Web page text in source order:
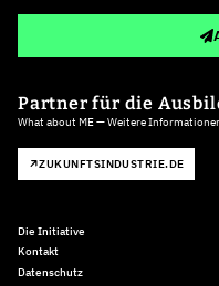
Partner für die
What about ME — Weitere
ZUKUNFTSINDUSTRIE.DE
Die Initiative
Kontakt
Datenschutz